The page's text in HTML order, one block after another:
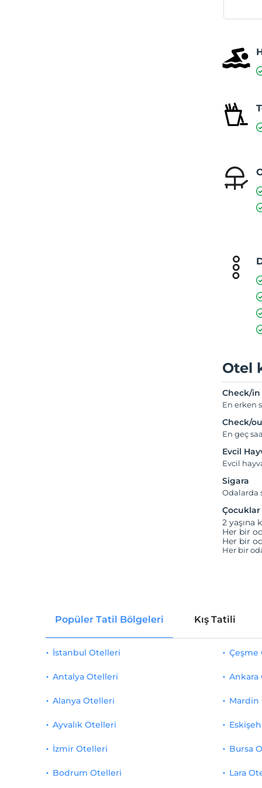
Otel
Check/in
En erken
Check/
En geç
Evcil
Evcil
Sigara
Odalarda
Çocuklar
2 yaşına
Her bir
Her bir
Her bir
Popüler Tatil Bölgeleri Kış Tatili
İstanbul Otelleri
Antalya Otelleri
Alanya Otelleri
Ayvalık Otelleri
İzmir Otelleri
Çeşme
Ankara
Mardin
Bursa
Bodrum Otelleri Lara